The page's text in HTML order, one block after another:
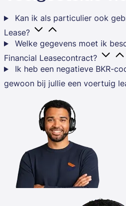
Kan ik als particulier ook
Lease?
Welke gegevens moet ik
Financial Leasecontract?
Ik heb een negatieve BKR-
gewoon bij jullie een voertuig